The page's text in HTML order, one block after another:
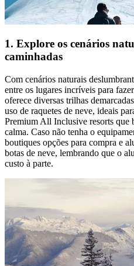
1. Explore os cenários
caminhadas
Com cenários naturais
entre os lugares incríveis para
oferece diversas trilhas
uso de raquetes de neve, ideais
Premium All Inclusive resorts que
calma. Caso não tenha o
boutiques opções para compra e
botas de neve, lembrando que o
custo à parte.